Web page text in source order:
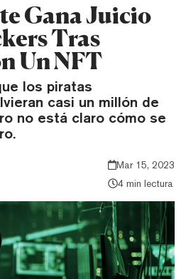
Gana Juicio
Tras
Un NFT
los piratas
casi un millón de
no está claro cómo se
Mar 15, 2023
4 min lectura